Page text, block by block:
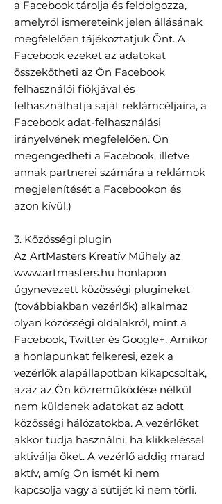
a Facebook tárolja és feldolgozza,
amelyről ismereteink jelen állásának
megfelelően tájékoztatjuk Önt. A
Facebook ezeket az adatokat
összekötheti az Ön Facebook
felhasználói fiókjával és
felhasználhatja saját reklámcéljaira, a
Facebook adat-felhasználási
irányelvének megfelelően. Ön
megengedheti a Facebook, illetve
annak partnerei számára a reklámok
megjelenítését a Facebookon és
azon kívül.)
3. Közösségi plugin
Az ArtMasters Kreatív Műhely az
www.artmasters.hu honlapon
úgynevezett közösségi plugineket
(továbbiakban vezérlők) alkalmaz
olyan közösségi oldalakról, mint a
Facebook, Twitter és Google+. Amikor
a honlapunkat felkeresi, ezek a
vezérlők alapállapotban kikapcsoltak,
azaz az Ön közreműködése nélkül
nem küldenek adatokat az adott
közösségi hálózatokba. A vezérlőket
akkor tudja használni, ha klikkeléssel
aktiválja őket. A vezérlő addig marad
aktív, amíg Ön ismét ki nem
kapcsolja vagy a sütijét ki nem törli.